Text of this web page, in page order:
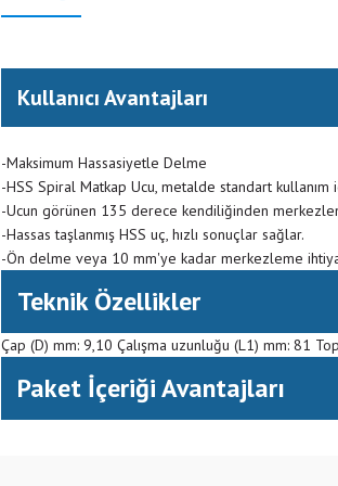
Kullanıcı Avantajları
-Maksimum Hassasiyetle Delme
-HSS Spiral Matkap Ucu, metalde standart
-Ucun görünen 135 derece kendiliğinden
-Hassas taşlanmış HSS uç, hızlı sonuçlar sağlar.
-Ön delme veya 10 mm'ye kadar merkezleme
Teknik Özellikler
Çap (D) mm: 9,10 Çalışma uzunluğu (L1) mm: 81
Paket İçeriği Avantajları